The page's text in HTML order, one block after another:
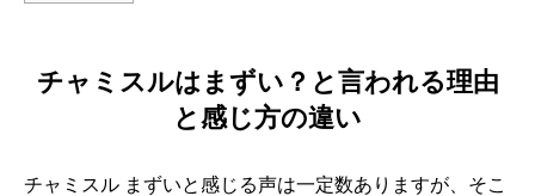
チャミスルはまずい？と言われる理由
と感じ方の違い
チャミスル まずいと感じる声は一定数ありますが、そこ